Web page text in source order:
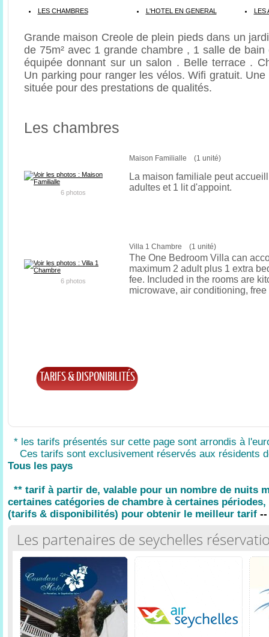
LES CHAMBRES L'HOTEL EN GENERAL
Grande maison Creole de plein pieds dans un
de 75m² avec 1 grande chambre , 1 salle de
équipée donnant sur un salon . Belle terrace .
Un parking pour ranger les vélos. Wifi gratuit.
située pour des prestations de qualités.
Les chambres
6 photos
Maison Familialle (1 unité)
La maison familiale peut
adultes et 1 lit d'appoint.
6 photos
Villa 1 Chambre (1 unité)
The One Bedroom Villa can
maximum 2 adult plus 1 extra
fee. Included in the rooms are
microwave, air conditioning, free
TARIFS & DISPONIBILITÉS
* les tarifs présentés sur cette page sont arrondis à
Ces tarifs sont exclusivement réservés aux résidents
Tous les pays
** tarif à partir de, valable pour un nombre de nuits
certaines catégories de chambre à certaines
(tarifs & disponibilités) pour obtenir le meilleur tarif --
Les partenaires de seychelles